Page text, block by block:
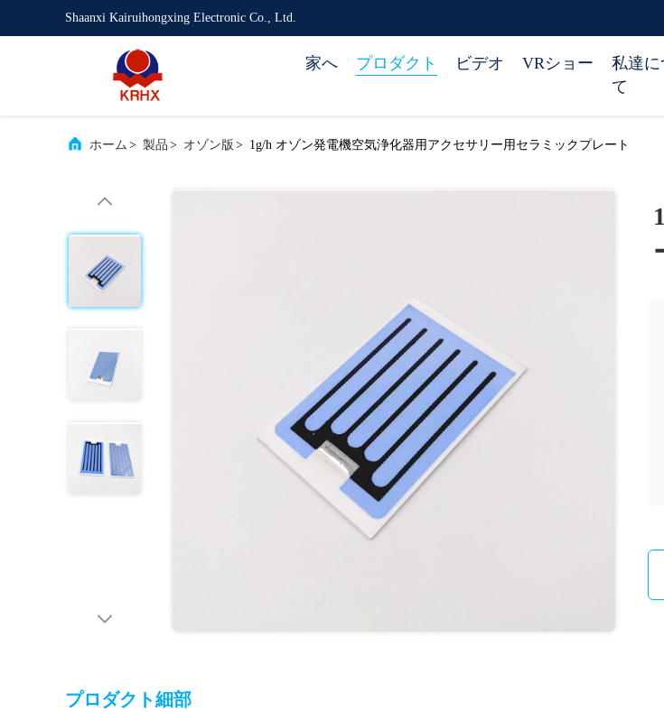
Shaanxi Kairuihongxing Electronic Co., Ltd.
家へ プロダクト ビデオ VRショー
私達に
て
ホーム > 製品 > オゾン版 > 1g/h オゾン発電機空気浄化器用アクセサリー用セラミックプレート
プロダクト細部